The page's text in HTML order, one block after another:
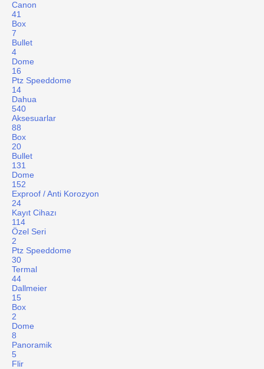
Canon
41
Box
7
Bullet
4
Dome
16
Ptz Speeddome
14
Dahua
540
Aksesuarlar
88
Box
20
Bullet
131
Dome
152
Exproof / Anti Korozyon
24
Kayıt Cihazı
114
Özel Seri
2
Ptz Speeddome
30
Termal
44
Dallmeier
15
Box
2
Dome
8
Panoramik
5
Flir